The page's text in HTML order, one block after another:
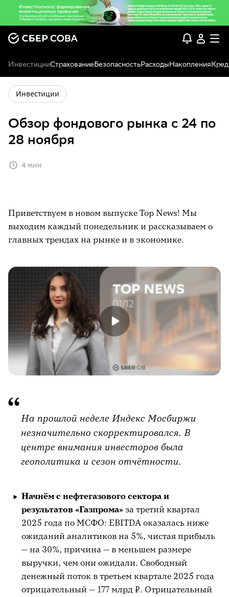
ИнвестицииСтрахованиеБезопасностьРасходыНакопления
Инвестиции
Обзор фондового рынка с 24 по
28 ноября
4 мин
Приветствуем в новом выпуске Top News! Мы
выходим каждый понедельник и рассказываем о
главных трендах на рынке и в экономике.
На прошлой неделе Индекс Мосбиржи
незначительно скорректировался. В
центре внимания инвесторов была
геополитика и сезон отчётности.
Начнём с нефтегазового сектора и
результатов «Газпрома» за третий квартал
2025 года по МСФО: EBITDA оказалась ниже
ожиданий аналитиков на 5%, чистая прибыль
— на 30%, причина — в меньшем размере
выручки, чем они ожидали. Свободный
денежный поток в третьем квартале 2025 года
отрицательный — 177 млрд ₽. Отрицательный